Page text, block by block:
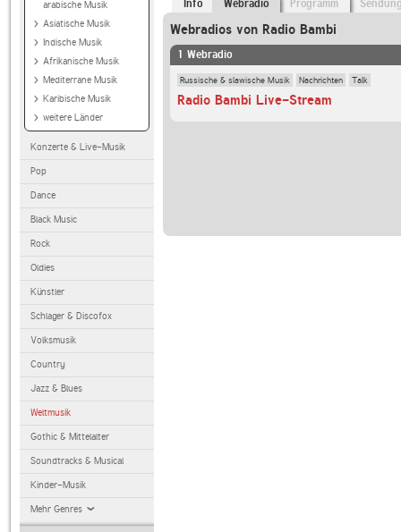
arabische Musik
Asiatische Musik
Indische Musik
Afrikanische Musik
Mediterrane Musik
Karibische Musik
weitere Länder
Konzerte & Live-Musik
Pop
Dance
Black Music
Rock
Oldies
Künstler
Schlager & Discofox
Volksmusik
Country
Jazz & Blues
Weltmusik
Gothic & Mittelalter
Soundtracks & Musical
Kinder-Musik
Mehr Genres
Info Webradio Programm
Webradios von Radio Bambi
1 Webradio
Russische & slawische Musik Nachrichten Talk
Radio Bambi Live-Stream